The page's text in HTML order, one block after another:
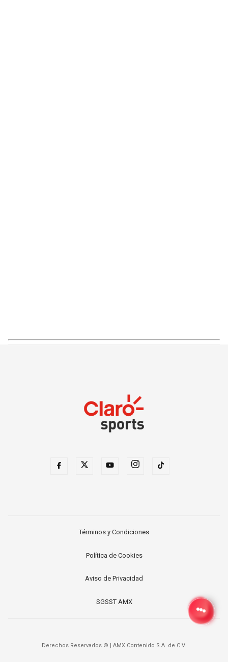
Términos y Condiciones
Política de Cookies
Aviso de Privacidad
SGSST AMX
Derechos Reservados © AMX Contenido S.A. de C.V.